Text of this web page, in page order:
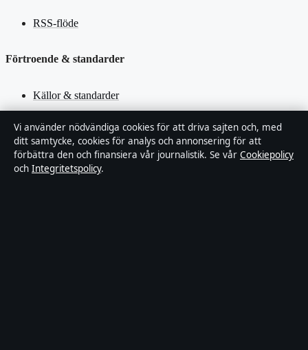
RSS-flöde
Förtroende & standarder
Källor & standarder
Redaktionell policy
Rättelsepolicy
Vi använder nödvändiga cookies för att driva sajten och, med
ditt samtycke, cookies för analys och annonsering för att
förbättra den och finansiera vår journalistik. Se vår Cookiepolicy
och Integritetspolicy.